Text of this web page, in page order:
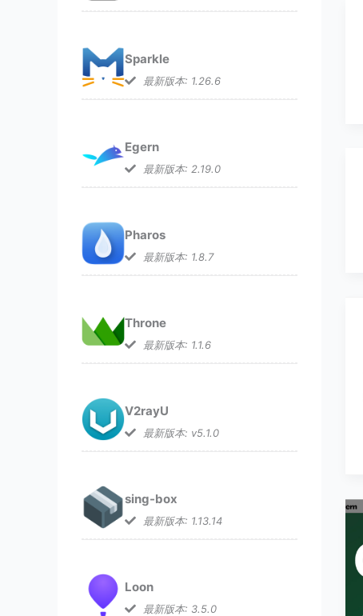
Sparkle
最新版本: 1.26.6
Egern
最新版本: 2.19.0
Pharos
最新版本: 1.8.7
Throne
最新版本: 1.1.6
V2rayU
最新版本: v5.1.0
sing-box
最新版本: 1.13.14
Loon
最新版本: 3.5.0